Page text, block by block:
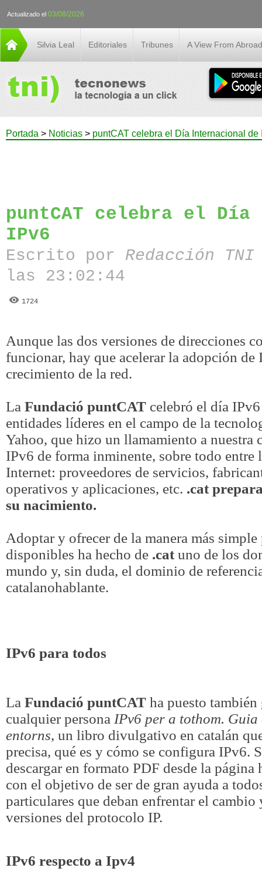
Actualizado el 03/08/2026
Silvia Leal Editoriales Tribunes A View From Abroad
Portada > Noticias > puntCAT celebra el Día Internacional de
puntCAT celebra el
IPv6
Escrito por Redacción
las 23:02:44
1724
Aunque las dos versiones de direcciones
funcionar, hay que acelerar la adopción de
crecimiento de la red.
LaFundació puntCAT celebró el día
entidades líderes en el campo de la
Yahoo, que hizo un llamamiento a nuestra
IPv6 de forma inminente, sobre todo entre
Internet: proveedores de servicios,
operativos y aplicaciones, etc. .cat
su nacimiento.
Adoptar y ofrecer de la manera más
disponibles ha hecho de .catuno de los
mundo y, sin duda, el dominio de
catalanohablante.
IPv6 para todos
LaFundació puntCATha puesto
cualquier persona IPv6 per a tothom.
entorns, un libro divulgativo en catalán
precisa, qué es y cómo se configura IPv6.
descargar en formato PDF desde la
con el objetivo de ser de gran ayuda a
particulares que deban enfrentar el
versiones del protocolo IP.
IPv6 respecto a Ipv4